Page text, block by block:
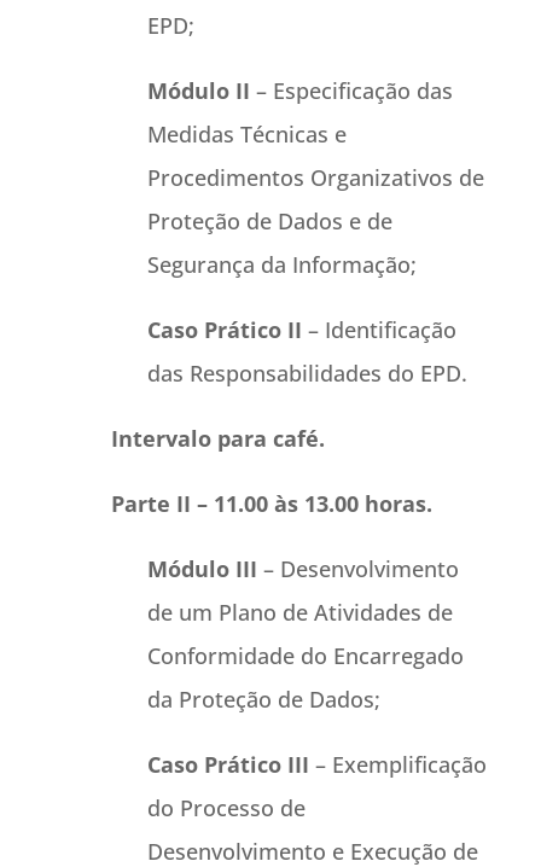
EPD;
Módulo II – Especificação das
Medidas Técnicas e
Procedimentos Organizativos de
Proteção de Dados e de
Segurança da Informação;
Caso Prático II – Identificação
das Responsabilidades do EPD.
Intervalo para café.
Parte II – 11.00 às 13.00 horas.
Módulo III – Desenvolvimento
de um Plano de Atividades de
Conformidade do Encarregado
da Proteção de Dados;
Caso Prático III – Exemplificação
do Processo de
Desenvolvimento e Execução de